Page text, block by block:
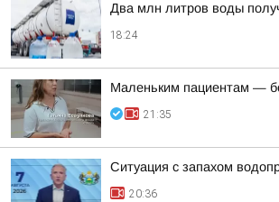
Два млн литров воды
18:24
Маленьким пациентам —
21:35
Ситуация с запахом
20:36